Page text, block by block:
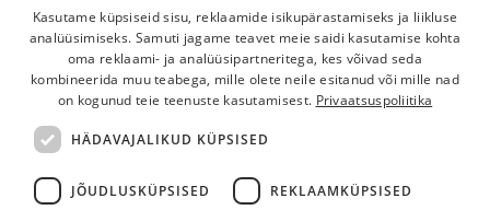
Kontor: +372 5304 6992
Klienditugi (24 h) : +372 644 6666
Külasta veebilehte
Ülemiste City Residences OÜ
ESTONIAN
ENGLISH
Kasutame küpsiseid sisu, reklaamide isikupärastamiseks ja liikluse
analüüsimiseks. Samuti jagame teavet meie saidi kasutamise kohta
oma reklaami- ja analüüsipartneritega, kes võivad seda
kombineerida muu teabega, mille olete neile esitanud või mille nad
on kogunud teie teenuste kasutamisest. Privaatsuspoliitika
HÄDAVAJALIKUD KÜPSISED
JÕUDLUSKÜPSISED REKLAAMKÜPSISED